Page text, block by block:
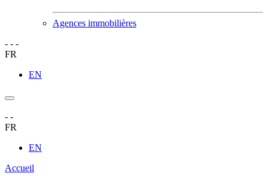
Agences immobilières
- - -
FR
EN
- -
FR
EN
Accueil